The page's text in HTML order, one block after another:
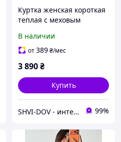
Куртка женская короткая
теплая с меховым
В наличии
от389₴/мес
3 890₴
Купить
SHVI-DOV - интернет-магазин качественных товаров 99%